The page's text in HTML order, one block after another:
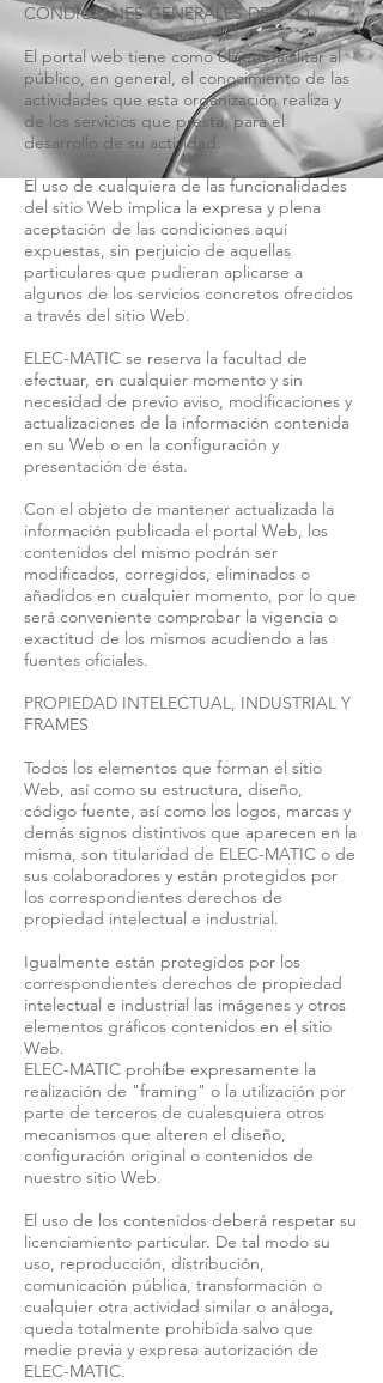
CONDICIONES GENERALES DE USO
El portal web tiene como objeto facilitar al
público, en general, el conocimiento de las
actividades que esta organización realiza y
de los servicios que presta, para el
desarrollo de su actividad.
El uso de cualquiera de las funcionalidades
del sitio Web implica la expresa y plena
aceptación de las condiciones aquí
expuestas, sin perjuicio de aquellas
particulares que pudieran aplicarse a
algunos de los servicios concretos ofrecidos
a través del sitio Web.
ELEC-MATIC se reserva la facultad de
efectuar, en cualquier momento y sin
necesidad de previo aviso, modificaciones y
actualizaciones de la información contenida
en su Web o en la configuración y
presentación de ésta.
Con el objeto de mantener actualizada la
información publicada el portal Web, los
contenidos del mismo podrán ser
modificados, corregidos, eliminados o
añadidos en cualquier momento, por lo que
será conveniente comprobar la vigencia o
exactitud de los mismos acudiendo a las
fuentes oficiales.
PROPIEDAD INTELECTUAL, INDUSTRIAL Y
FRAMES
Todos los elementos que forman el sitio
Web, así como su estructura, diseño,
código fuente, así como los logos, marcas y
demás signos distintivos que aparecen en la
misma, son titularidad de ELEC-MATIC o de
sus colaboradores y están protegidos por
los correspondientes derechos de
propiedad intelectual e industrial.
Igualmente están protegidos por los
correspondientes derechos de propiedad
intelectual e industrial las imágenes y otros
elementos gráficos contenidos en el sitio
Web.
ELEC-MATIC prohíbe expresamente la
realización de "framing" o la utilización por
parte de terceros de cualesquiera otros
mecanismos que alteren el diseño,
configuración original o contenidos de
nuestro sitio Web.
El uso de los contenidos deberá respetar su
licenciamiento particular. De tal modo su
uso, reproducción, distribución,
comunicación pública, transformación o
cualquier otra actividad similar o análoga,
queda totalmente prohibida salvo que
medie previa y expresa autorización de
ELEC-MATIC.